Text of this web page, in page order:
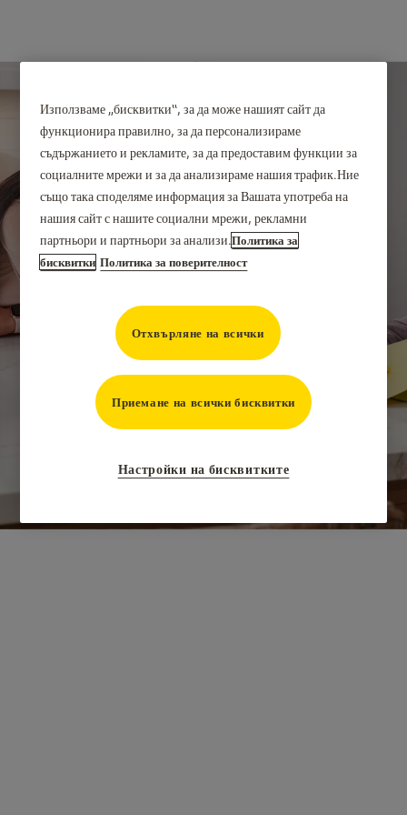
иновация
Използваме „бисквитки“, за да може нашият сайт да
функционира правилно, за да персонализираме
съдържанието и рекламите, за да предоставим функции за
социалните мрежи и за да анализираме нашия трафик.Ние
също така споделяме информация за Вашата употреба на
нашия сайт с нашите социални мрежи, рекламни
партньори и партньори за анализи.Политика за
бисквитки Политика за поверителност
Отхвърляне на всички
Приемане на всички бисквитки
Настройки на бисквитките